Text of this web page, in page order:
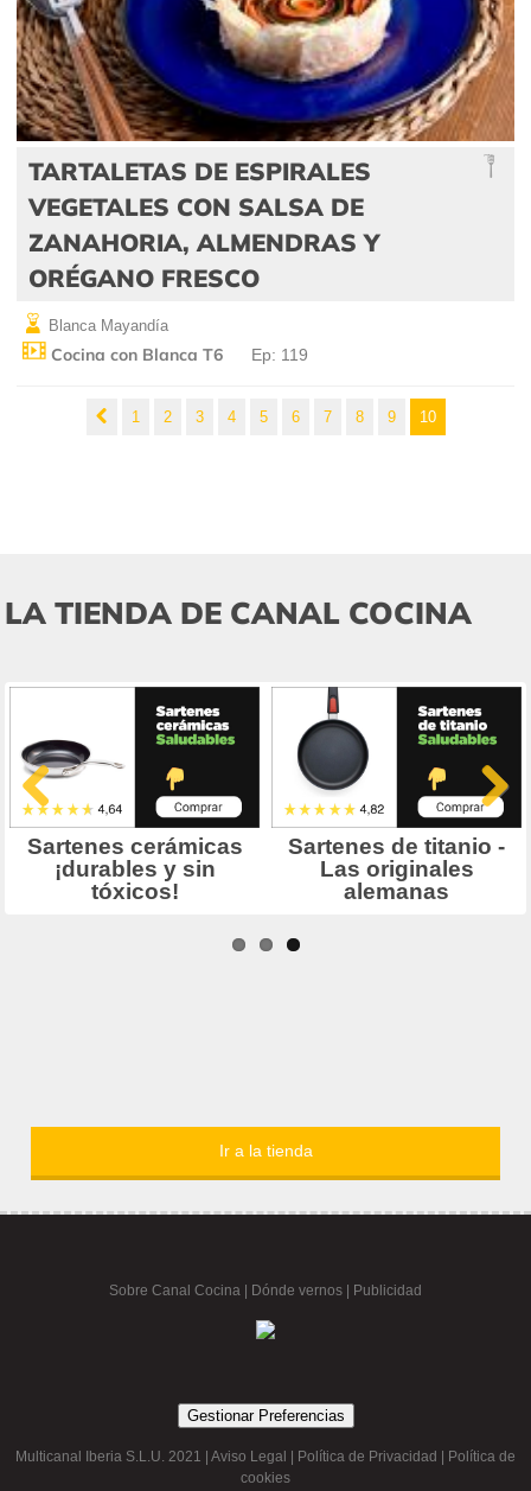
TARTALETAS DE ESPIRALES
VEGETALES CON SALSA DE
ZANAHORIA, ALMENDRAS Y
ORÉGANO FRESCO
Blanca Mayandía
Cocina con Blanca T6 Ep: 119
1 2 3 4 5 6 7 8 9 10
LA TIENDA DE CANAL COCINA
Ir a la tienda
Sobre Canal Cocina Dónde vernos | Publicidad
Gestionar Preferencias
Multicanal Iberia S.L.U. 2021 | Aviso Legal Política de Privacidad
Política de
cookies